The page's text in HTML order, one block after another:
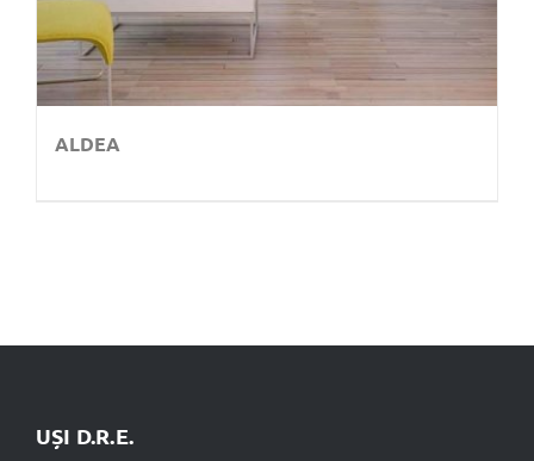
ALDEA
UȘI D.R.E.